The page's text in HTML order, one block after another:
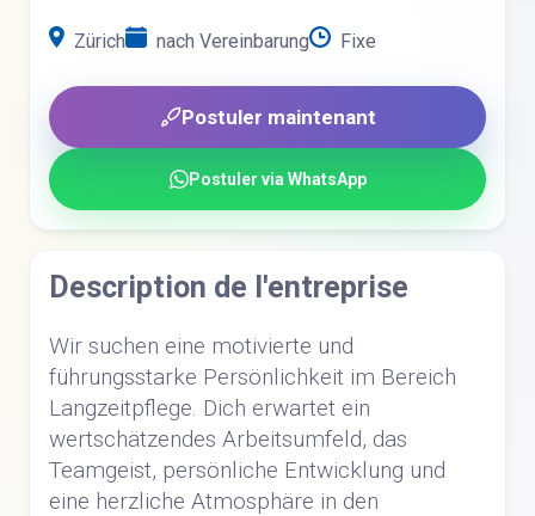
Zürich nach Vereinbarung Fixe
Postuler maintenant
Postuler via WhatsApp
Description de l'entreprise
Wir suchen eine motivierte und
führungsstarke Persönlichkeit im Bereich
Langzeitpflege. Dich erwartet ein
wertschätzendes Arbeitsumfeld, das
Teamgeist, persönliche Entwicklung und
eine herzliche Atmosphäre in den